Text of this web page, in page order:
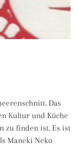
Das
Kultur und Küche
zu finden ist. Es ist
Maneki Neko